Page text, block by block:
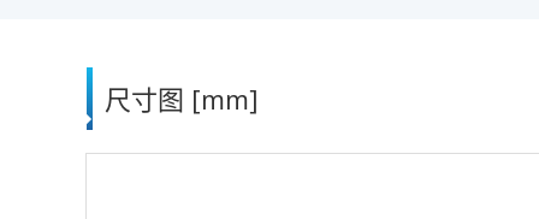
尺寸图 [mm]